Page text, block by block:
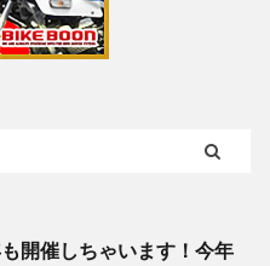
も開催しちゃいます！今年